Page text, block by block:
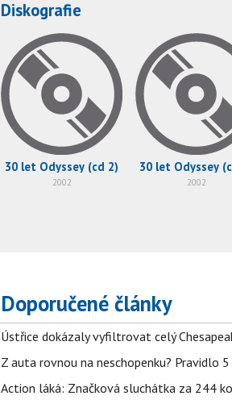
Diskografie
30 let Odyssey (cd 2)
2002
30 let Odyssey
2002
Doporučené články
Ústřice dokázaly vyfiltrovat celý
Z auta rovnou na neschopenku? Pravidlo
Action láká: Značková sluchátka za 244